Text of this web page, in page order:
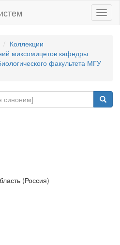
Коллекции
миксомицетов кафедры
факультета МГУ
(Россия)